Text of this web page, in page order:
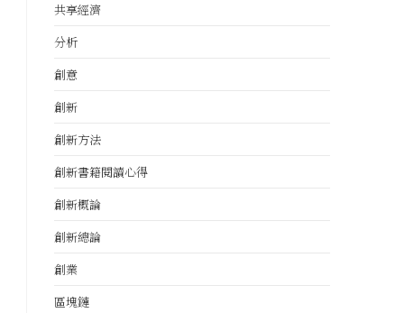
共享經濟
分析
創意
創新
創新方法
創新書籍閱讀心得
創新概論
創新總論
創業
區塊鏈